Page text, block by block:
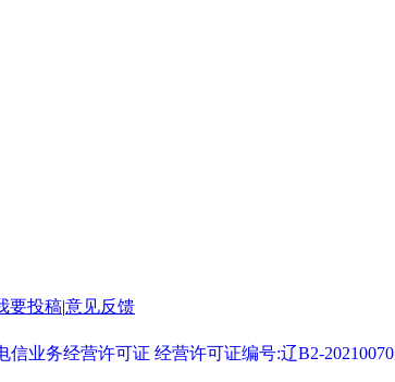
要投稿|意见反馈
信业务经营许可证 经营许可证编号:辽B2-20210070